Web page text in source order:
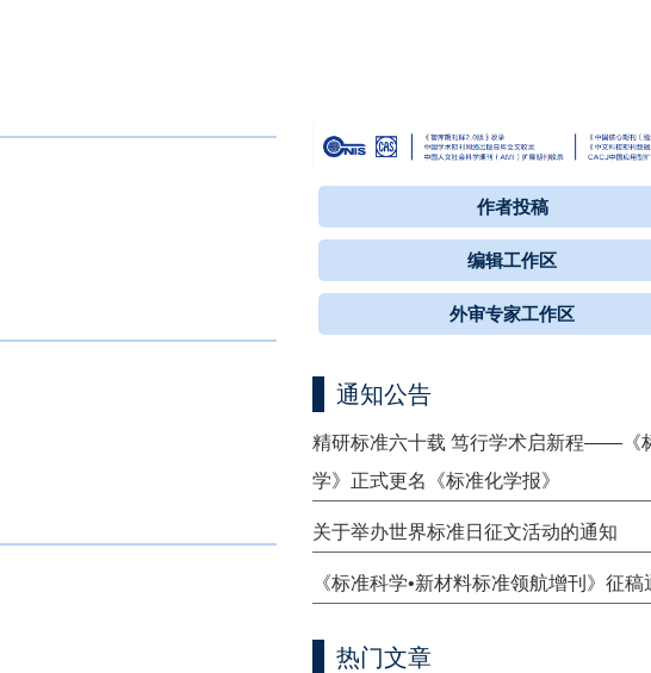
作者投稿
编辑工作区
外审专家工作区
通知公告
精研标准六十载 笃行学术启新程——《
学》正式更名《标准化学报》
关于举办世界标准日征文活动的通知
《标准科学•新材料标准领航增刊》征稿
热门文章